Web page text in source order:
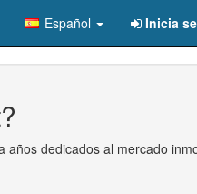
Español Inicia
dedicados al mercado